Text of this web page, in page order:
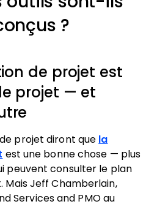
?
de projet est
projet — et
projet diront que la
est une bonne chose — plus
peuvent consulter le plan
Mais Jeff Chamberlain,
Services and PMO au